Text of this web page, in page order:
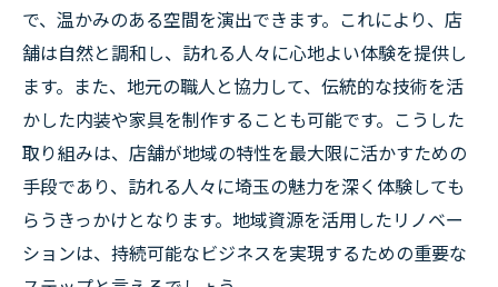
テクノロジーで実現する新しい顧客体験
インスタ映えする店舗デザインの取り入れ
方
競合を超えるためのトレンド分析と実践法
埼玉県の特性を活かした店舗リノベーションで
理想の店舗を実現する
埼玉の自然を取り入れた心地よい空間づく
り
で、温かみのある空間を演出できます。これにより、店
舗は自然と調和し、訪れる人々に心地よい体験を提供し
ます。また、地元の職人と協力して、伝統的な技術を活
かした内装や家具を制作することも可能です。こうした
取り組みは、店舗が地域の特性を最大限に活かすための
手段であり、訪れる人々に埼玉の魅力を深く体験しても
らうきっかけとなります。地域資源を活用したリノベー
ションは、持続可能なビジネスを実現するための重要な